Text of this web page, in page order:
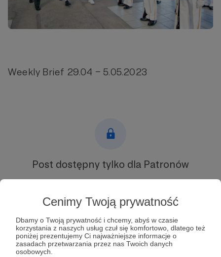
Cenimy Twoją prywatność
Dbamy o Twoją prywatność i chcemy, abyś w czasie
korzystania z naszych usług czuł się komfortowo, dlatego też
poniżej prezentujemy Ci najważniejsze informacje o
zasadach przetwarzania przez nas Twoich danych
osobowych.
Weekly Brief 29.04 – 5.05.2023
Post dostępny tylko dla Patronów
Zostań Patronem
Zaloguj się